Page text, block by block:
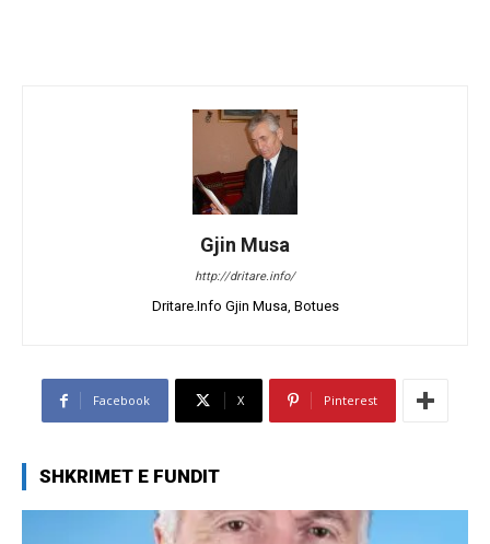
Gjin Musa
http://dritare.info/
Dritare.Info Gjin Musa, Botues
Facebook X Pinterest
SHKRIMET E FUNDIT